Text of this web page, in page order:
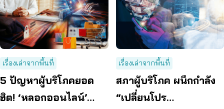
เรื่องเล่าจากพื้นที่
5 ปัญหาผู้บริโภคยอด
ฮิต! ‘หลอกออนไลน์’
เรื่องเล่าจากพื้นที่
สภาผู้บริโภค ผนึกกำลัง
“เปลี่ยนโปร